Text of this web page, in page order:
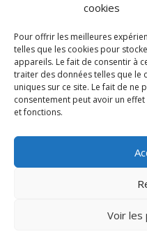
cookies
Pour offrir les meilleures
telles que les cookies pour
appareils. Le fait de consentir à
traiter des données telles que le
uniques sur ce site. Le fait de ne
consentement peut avoir un
et fonctions.
Voir les
Lundi
Mardi
Mercredi
Jeudi
Vendredi
Samedi
© 2023 - 2026 Arobase